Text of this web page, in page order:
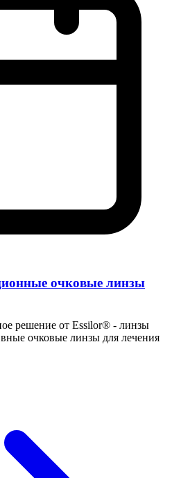
очковые линзы
решение от Essilor® - линзы
очковые линзы для лечения